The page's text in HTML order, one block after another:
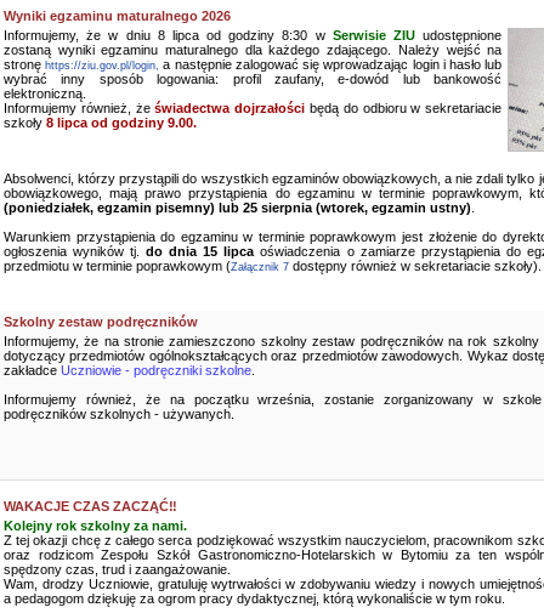
Wyniki egzaminu maturalnego 2026
Informujemy, że w dniu 8 lipca od godziny 8:30 w Serwisie ZIU udostępnione
zostaną wyniki egzaminu maturalnego dla każdego zdającego. Należy wejść na
stronęhttps://ziu.gov.pl/login, a następnie zalogować się wprowadzając login i hasło lub
wybrać inny sposób logowania: profil zaufany, e-dowód lub bankowość
elektroniczną.
Informujemy również, żeświadectwa dojrzałości będą do odbioru w sekretariacie
szkoły 8 lipca od godziny 9.00.
Absolwenci, którzy przystąpili do wszystkich egzaminów obowiązkowych, a nie zdali tylko
obowiązkowego, mają prawo przystąpienia do egzaminu w terminie poprawkowym,
(poniedziałek, egzamin pisemny) lub 25 sierpnia (wtorek, egzamin ustny)
Warunkiem przystąpienia do egzaminu w terminie poprawkowym jest złożenie do
ogłoszenia wyników tj.do dnia 15 lipca oświadczenia o zamiarze przystąpienia do
przedmiotu w terminie poprawkowym (Załącznik 7 dostępny również w sekretariacie szkoły).
Szkolny zestaw podręczników
Informujemy, że na stronie zamieszczono szkolny zestaw podręczników na rok szkolny
dotyczący przedmiotów ogólnokształcących oraz przedmiotów zawodowych. Wykaz
zakładce Uczniowie - podręczniki szkolne
Informujemy również, że na początku września, zostanie zorganizowany w
podręczników szkolnych - używanych.
WAKACJE CZAS ZACZĄĆ‼️
Kolejny rok szkolny za nami.
Z tej okazji chcę z całego serca podziękować wszystkim nauczycielom, pracownikom
oraz rodzicom Zespołu Szkół Gastronomiczno-Hotelarskich w Bytomiu za ten
spędzony czas, trud i zaangażowanie.
Wam, drodzy Uczniowie, gratuluję wytrwałości w zdobywaniu wiedzy i nowych
a pedagogom dziękuję za ogrom pracy dydaktycznej, którą wykonaliście w tym roku.